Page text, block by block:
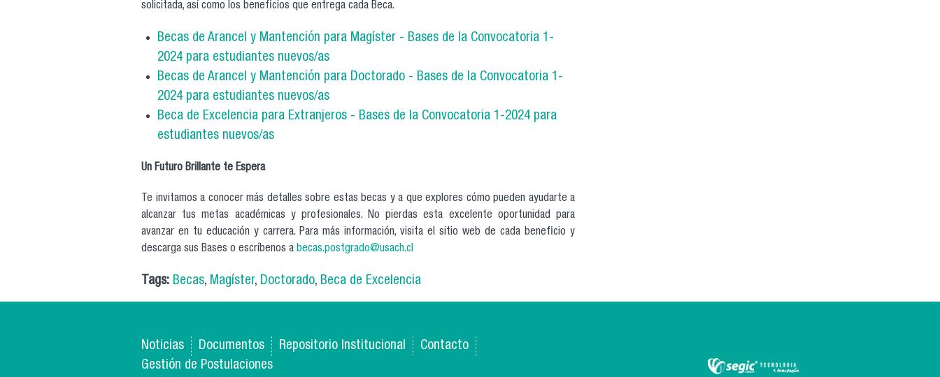
solicitada, así como los beneficios que entrega cada Beca.
Becas de Arancel y Mantención para Magíster - Bases de la Convocatoria 1-
2024 para estudiantes nuevos/as
Becas de Arancel y Mantención para Doctorado - Bases de la Convocatoria 1-
2024 para estudiantes nuevos/as
Beca de Excelencia para Extranjeros - Bases de la Convocatoria 1-2024 para
estudiantes nuevos/as
Un Futuro Brillante te Espera
Te invitamos a conocer más detalles sobre estas becas y a que explores cómo pueden ayudarte a
alcanzar tus metas académicas y profesionales. No pierdas esta excelente oportunidad para
avanzar en tu educación y carrera. Para más información, visita el sitio web de cada beneficio y
descarga sus Bases o escríbenos a becas.postgrado@usach.cl
Tags: Becas, Magíster, Doctorado, Beca de Excelencia
Noticias Documentos Repositorio Institucional
Contacto
Gestión de Postulaciones